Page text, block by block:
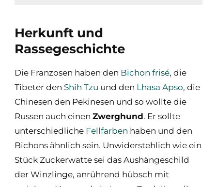
Herkunft und
Rassegeschichte
Die Franzosen haben den Bichon frisé, die
Tibeter den Shih Tzu und den Lhasa Apso, die
Chinesen den Pekinesen und so wollte die
Russen auch einen Zwerghund. Er sollte
unterschiedliche Fellfarben haben und den
Bichons ähnlich sein. Unwiderstehlich wie ein
Stück Zuckerwatte sei das Aushängeschild
der Winzlinge, anrührend hübsch mit